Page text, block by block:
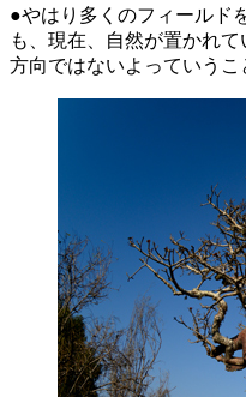
●やはり多くのフィールド
も、現在、自然が置かれ
方向ではないよっていうこ